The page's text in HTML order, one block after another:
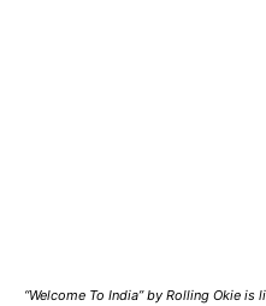
“Welcome To India” by Rolling Okie is